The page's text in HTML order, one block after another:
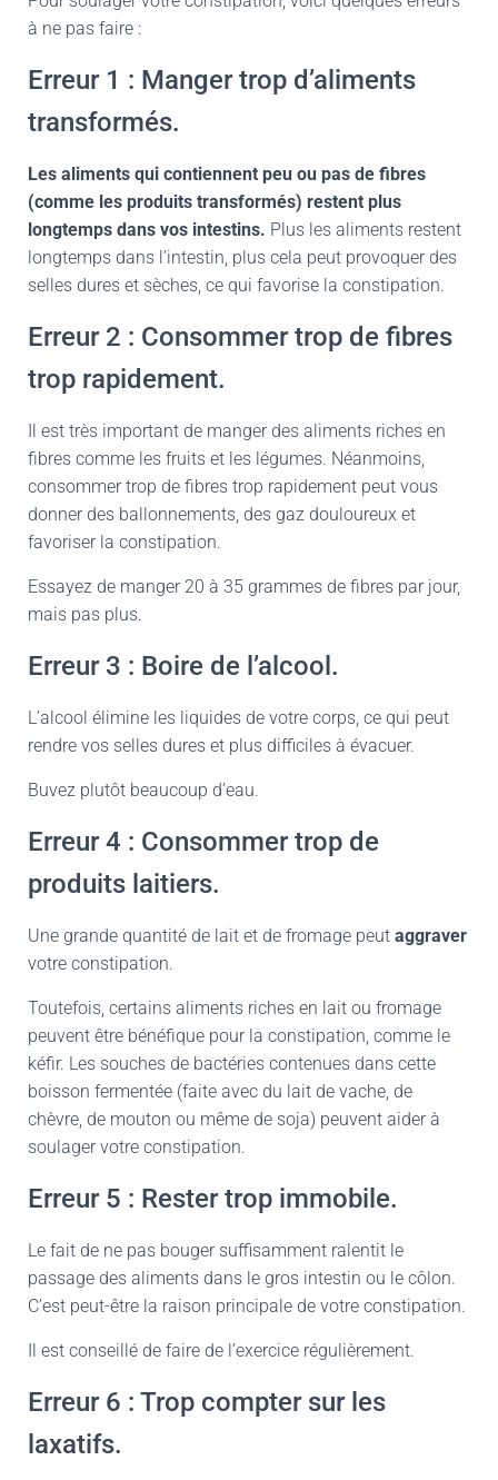
à ne pas faire :
Erreur 1 : Manger trop d’aliments
transformés.
Les aliments qui contiennent peu ou pas de fibres
(comme les produits transformés) restent plus
longtemps dans vos intestins. Plus les aliments restent
longtemps dans l’intestin, plus cela peut provoquer des
selles dures et sèches, ce qui favorise la constipation.
Erreur 2 : Consommer trop de fibres
trop rapidement.
Il est très important de manger des aliments riches en
fibres comme les fruits et les légumes. Néanmoins,
consommer trop de fibres trop rapidement peut vous
donner des ballonnements, des gaz douloureux et
favoriser la constipation.
Essayez de manger 20 à 35 grammes de fibres par jour,
mais pas plus.
Erreur 3 : Boire de l’alcool.
L’alcool élimine les liquides de votre corps, ce qui peut
rendre vos selles dures et plus difficiles à évacuer.
Buvez plutôt beaucoup d’eau.
Erreur 4 : Consommer trop de
produits laitiers.
Une grande quantité de lait et de fromage peut aggraver
votre constipation.
Toutefois, certains aliments riches en lait ou fromage
peuvent être bénéfique pour la constipation, comme le
kéfir. Les souches de bactéries contenues dans cette
boisson fermentée (faite avec du lait de vache, de
chèvre, de mouton ou même de soja) peuvent aider à
soulager votre constipation.
Erreur 5 : Rester trop immobile.
Le fait de ne pas bouger suffisamment ralentit le
passage des aliments dans le gros intestin ou le côlon.
C’est peut-être la raison principale de votre constipation.
Il est conseillé de faire de l’exercice régulièrement.
Erreur 6 : Trop compter sur les
laxatifs.